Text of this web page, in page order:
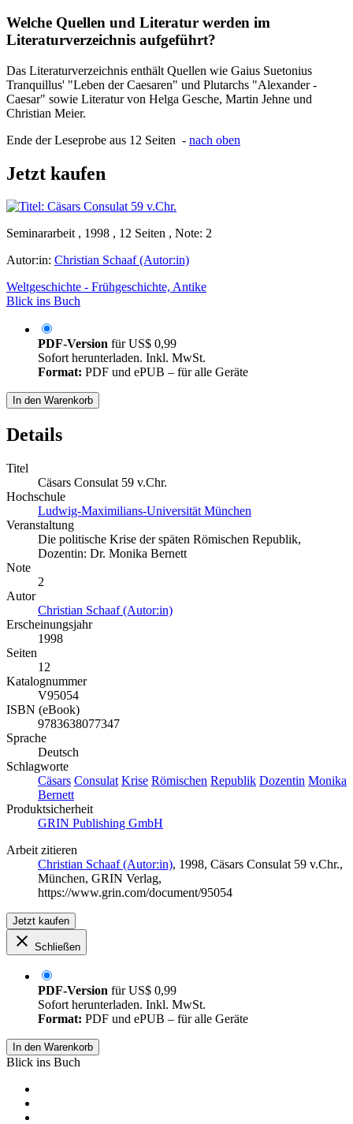
Welche Quellen und Literatur werden im
Literaturverzeichnis aufgeführt?
Das Literaturverzeichnis enthält Quellen wie Gaius Suetonius
Tranquillus' "Leben der Caesaren" und Plutarchs "Alexander -
Caesar" sowie Literatur von Helga Gesche, Martin Jehne und
Christian Meier.
Ende der Leseprobe aus 12 Seiten - nach oben
Jetzt kaufen
Seminararbeit , 1998 , 12 Seiten , Note: 2
Autor:in: Christian Schaaf (Autor:in)
Weltgeschichte - Frühgeschichte, Antike
Blick ins Buch
PDF-Version fürUS$ 0,99
Sofort herunterladen. Inkl. MwSt.
Format: PDF und ePUB – für alle Geräte
In den Warenkorb
Details
Titel
Cäsars Consulat 59 v.Chr.
Hochschule
Ludwig-Maximilians-Universität München
Veranstaltung
Die politische Krise der späten Römischen Republik,
Dozentin: Dr. Monika Bernett
Note
2
Autor
Christian Schaaf (Autor:in)
Erscheinungsjahr
1998
Seiten
12
Katalognummer
V95054
ISBN (eBook)
9783638077347
Sprache
Deutsch
Schlagworte
Cäsars Consulat Krise Römischen Republik Dozentin Monika
Bernett
Produktsicherheit
GRIN Publishing GmbH
Arbeit zitieren
Christian Schaaf (Autor:in), 1998, Cäsars Consulat 59 v.Chr.,
München, GRIN Verlag,
https://www.grin.com/document/95054
Jetzt kaufen
Schließen
PDF-Version fürUS$ 0,99
Sofort herunterladen. Inkl. MwSt.
Format: PDF und ePUB – für alle Geräte
In den Warenkorb
Blick ins Buch